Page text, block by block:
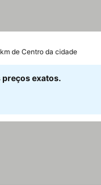
de Centro da cidade
preços exatos.